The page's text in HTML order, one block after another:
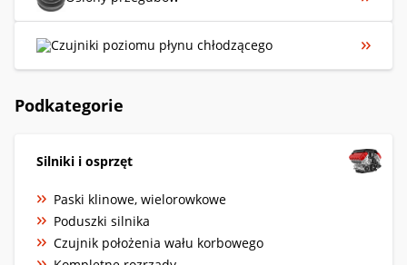
Czujniki poziomu płynu chłodzącego
Podkategorie
Silniki i osprzęt
Paski klinowe, wielorowkowe
Poduszki silnika
Czujnik położenia wału korbowego